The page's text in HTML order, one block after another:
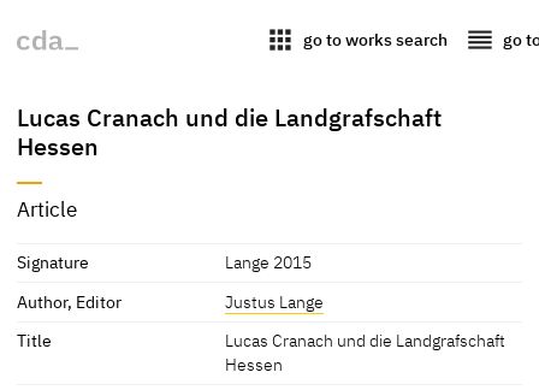
apps go to works search reorder go
Lucas Cranach und die Landgrafschaft
Hessen
Article
Signature
Lange 2015
Author, Editor
Justus Lange
Title
Lucas Cranach und die Landgrafschaft
Hessen